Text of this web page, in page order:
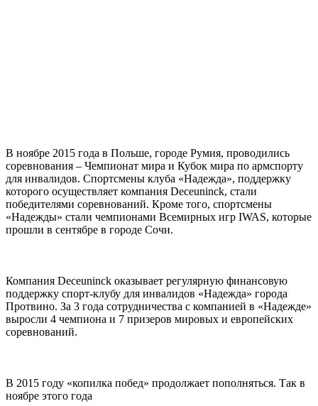
В ноябре 2015 года в Польше, городе Румия, проводились
соревнования – Чемпионат мира и Кубок мира по армспорту
для инвалидов. Спортсмены клуба «Надежда», поддержку
которого осуществляет компания Deceuninck, стали
победителями соревнований. Кроме того, спортсмены
«Надежды» стали чемпионами Всемирных игр IWAS, которые
прошли в сентябре в городе Сочи.
Компания Deceuninck оказывает регулярную финансовую
поддержку спорт-клубу для инвалидов «Надежда» города
Протвино. За 3 года сотрудничества с компанией в «Надежде»
выросли 4 чемпиона и 7 призеров мировых и европейских
соревнований.
В 2015 году «копилка побед» продолжает пополняться. Так в
ноябре этого года